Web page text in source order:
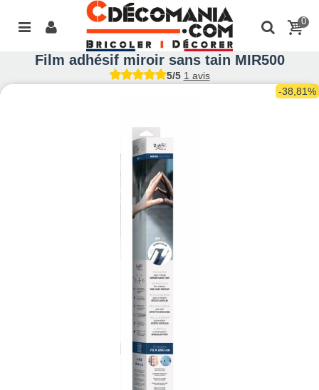
0
Film adhésif miroir sans tain MIR500
5/5 1 avis
-38,81%